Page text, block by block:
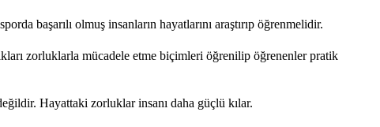
başarılı olmuş insanların hayatlarını araştırıp öğrenmelidir.
zorluklarla mücadele etme biçimleri öğrenilip öğrenenler pratik
Hayattaki zorluklar insanı daha güçlü kılar.